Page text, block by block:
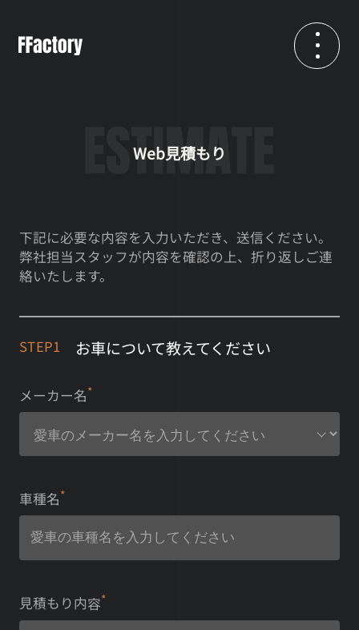
Web見積もり
下記に必要な内容を入力いただき、送信ください。
弊社担当スタッフが内容を確認の上、折り返しご連
絡いたします。
STEP1 お車について教えてください
メーカー名*
このフィールドは空のままにしてください。
車種名*
見積もり内容*